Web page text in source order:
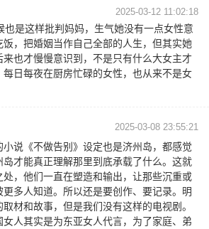
2025-03-12 11:02:18
也是这样批判妈妈，生气她没有一点女性意
饭，把婚姻当作自己全部的人生，但其实她
来也才慢慢意识到，不是只有什么大女主才
每日每夜在厨房忙碌的女性，也从来不是女
2025-03-08 23:55:21
小说《不做告别》设定也是济州岛，都感觉
岛才能真正理解那里到底承载了什么。这就
处，他们一直在塑造和输出，让那些沉重或
多人知道。所以还是要创作、要记录。明
材和故事，但是我们没有这样的电视剧。
女人其实是为东亚女人代言，为了家庭、弟